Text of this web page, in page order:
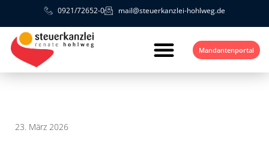
0921/72652-0 mail@steuerkanzlei-hohlweg.de
Mandantenportal
23. März 2026